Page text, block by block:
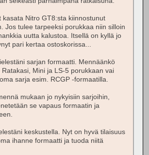
kasata Nitro GT8:sta kiinnostunut
Jos tulee tarpeeksi porukkaa niin silloin
uutta kalustoa. Itsellä on kyllä jo
pari kertaa ostoskorissa...
sarjan formaatti. Mennäänkö
Mini ja LS-5 porukkaan vai
sarja esim. RCGP -formaatilla.
mukaan jo nykyisiin sarjoihin,
se vapaus formaatin ja
keskustella. Nyt on hyvä tilaisuus
ihanne formaatti ja tuoda niitä